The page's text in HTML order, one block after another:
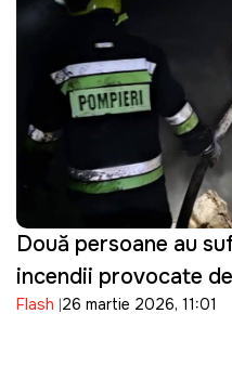
Două persoane au
incendii provocate de
Flash 26 martie 2026, 11:01